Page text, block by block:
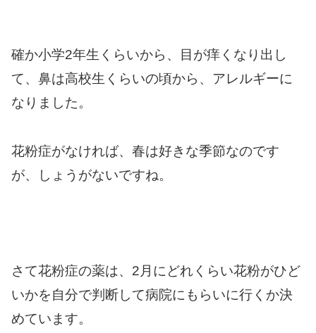
確か小学2年生くらいから、目が痒くなり出し
て、鼻は高校生くらいの頃から、アレルギーに
なりました。
花粉症がなければ、春は好きな季節なのです
が、しょうがないですね。
さて花粉症の薬は、2月にどれくらい花粉がひど
いかを自分で判断して病院にもらいに行くか決
めています。